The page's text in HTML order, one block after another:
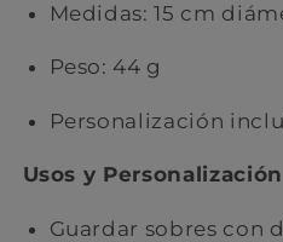
Medidas: 15 cm
Peso: 44 g
Personalización
Usos y Personalización
Guardar sobres con